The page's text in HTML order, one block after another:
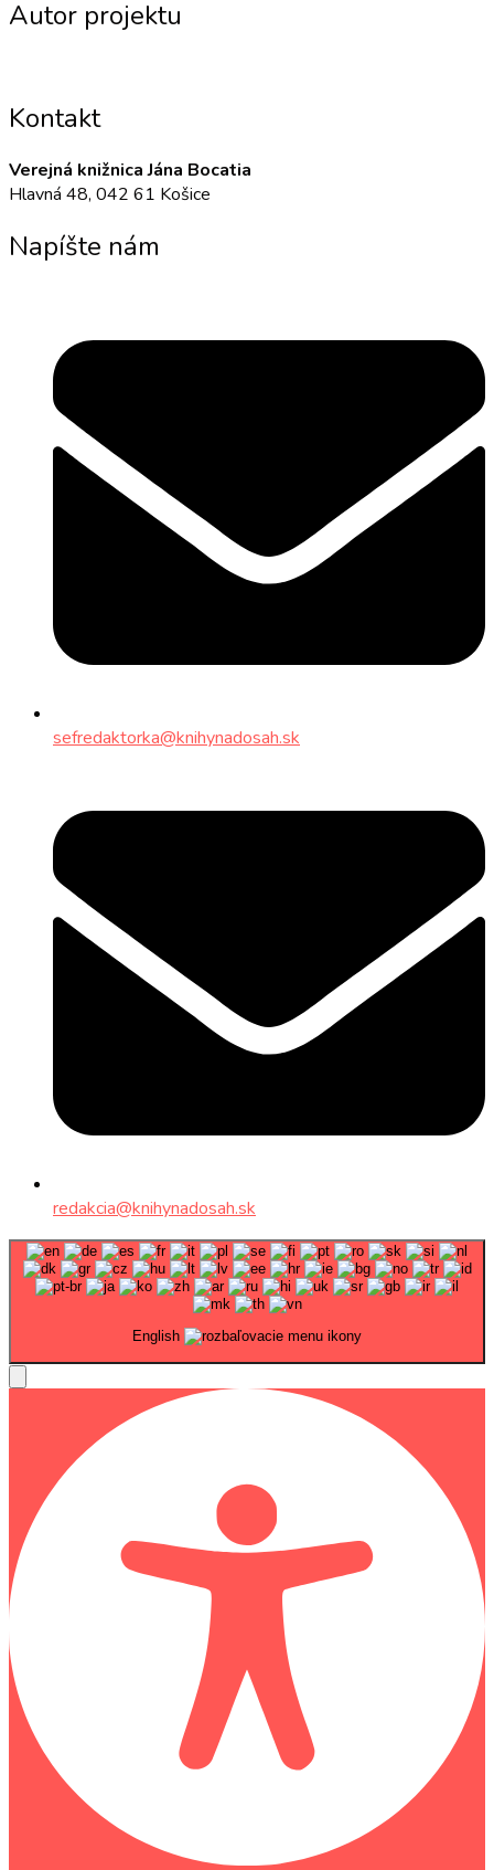
Autor projektu
Kontakt
Verejná knižnica Jána Bocatia
Hlavná 48, 042 61 Košice
Napíšte nám
sefredaktorka@knihynadosah.sk
redakcia@knihynadosah.sk
English